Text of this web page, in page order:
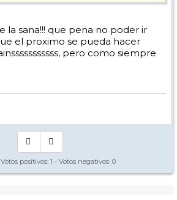
la sana!!! que pena no poder ir
el proximo se pueda hacer
pero como siempre
positivos: 1 - Votos negativos: 0